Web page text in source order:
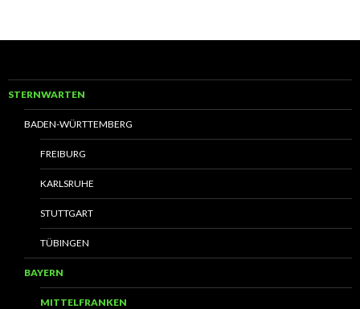
STERNWARTEN
BADEN-WÜRTTEMBERG
FREIBURG
KARLSRUHE
STUTTGART
TÜBINGEN
BAYERN
MITTELFRANKEN